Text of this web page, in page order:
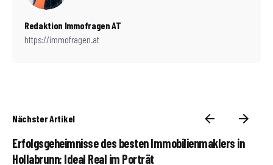
Redaktion Immofragen AT
https://immofragen.at
Nächster Artikel
Erfolgsgeheimnisse des besten Immobilienmaklers in
Hollabrunn: Ideal Real im Porträt